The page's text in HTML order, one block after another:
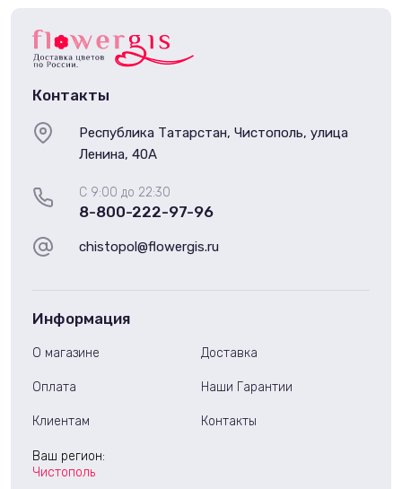
Контакты
С 9:00 до 22:30
8-800-222-97-96
Республика Татарстан, Чистополь, улица
Ленина, 40А
chistopol@flowergis.ru
Информация
О магазине Доставка
Оплата Наши Гарантии
Клиентам Контакты
Ваш регион:
Чистополь